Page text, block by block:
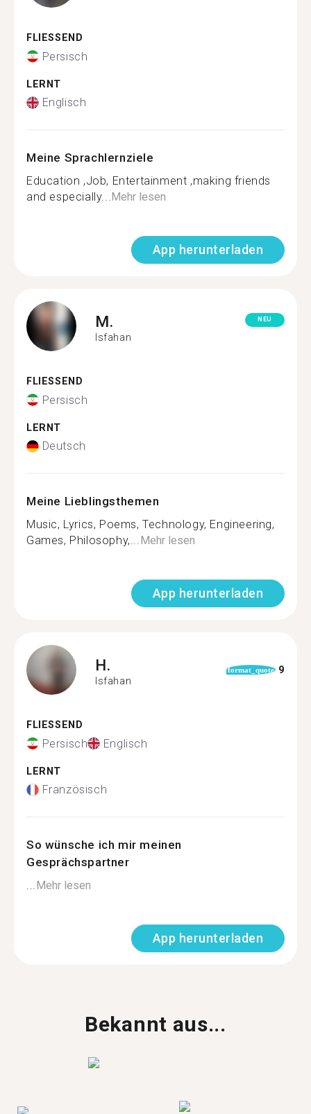
FLIESSEND
Persisch
LERNT
Englisch
Meine Sprachlernziele
Education ,Job, Entertainment ,making friends
and especially...Mehr lesen
App herunterladen
M.
Isfahan
NEU
FLIESSEND
Persisch
LERNT
Deutsch
Meine Lieblingsthemen
Music, Lyrics, Poems, Technology, Engineering,
Games, Philosophy,...Mehr lesen
App herunterladen
H.
Isfahan
format_quote 9
FLIESSEND
Persisch Englisch
LERNT
Französisch
So wünsche ich mir meinen
Gesprächspartner
...Mehr lesen
App herunterladen
Bekannt aus...